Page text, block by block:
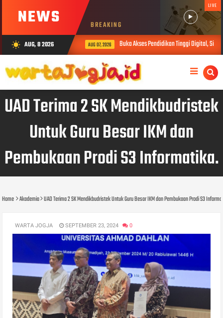
NEWS BREAKING
LIVE
wb_sunny AUG, 8 2026 AUG 07, 2026 Buka Akses Pendidikan Tinggi Digital,
UAD Terima 2 SK Mendikbudristek
Untuk Guru Besar IKM dan
Pembukaan Prodi S3 Informatika.
Home Akademia UAD Terima 2 SK Mendikbudristek Untuk Guru Besar IKM dan Pembukaan Prodi S3
WARTA JOGJA SEPTEMBER 23, 2024 0